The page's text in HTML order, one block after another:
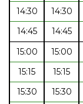
14:30
14:30
14:45
14:45
15:00
15:00
15:15
15:15
15:30
15:30